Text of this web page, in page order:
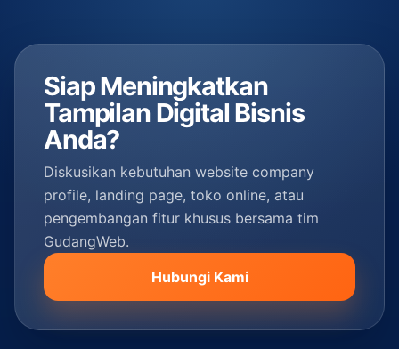
Siap Meningkatkan
Tampilan Digital Bisnis
Anda?
Diskusikan kebutuhan website company
profile, landing page, toko online, atau
pengembangan fitur khusus bersama tim
GudangWeb.
Hubungi Kami